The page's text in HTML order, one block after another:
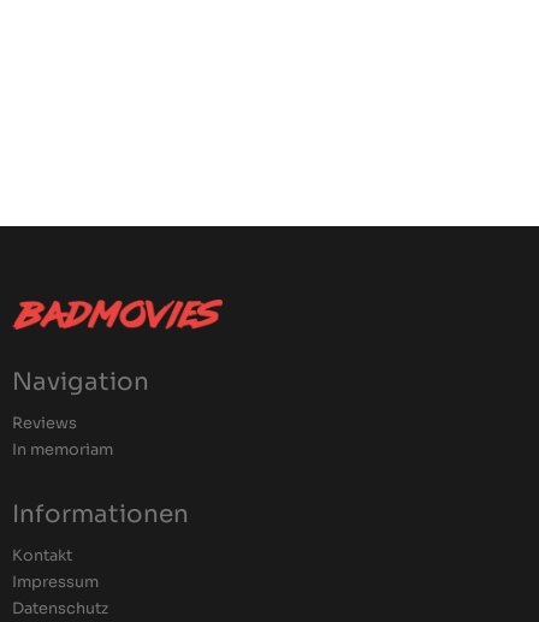
Navigation
Reviews
In memoriam
Informationen
Kontakt
Impressum
Datenschutz